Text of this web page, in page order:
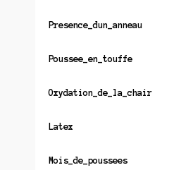
Presence_dun_anneau
Poussee_en_touffe
Oxydation_de_la_chair
Latex
Mois_de_poussees